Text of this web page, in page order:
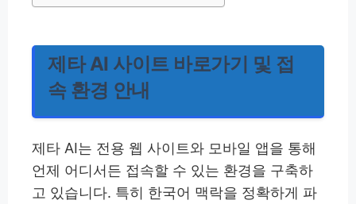
제타 AI 사이트 바로가기 및 접
속 환경 안내
제타 AI는 전용 웹 사이트와 모바일 앱을 통해
언제 어디서든 접속할 수 있는 환경을 구축하
고 있습니다. 특히 한국어 맥락을 정확하게 파